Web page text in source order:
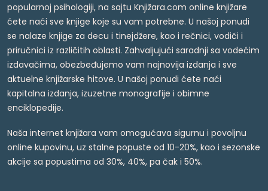
popularnoj psihologiji, na sajtu Knjižara.com online knjižare
ćete naći sve knjige koje su vam potrebne. U našoj ponudi
se nalaze knjige za decu i tinejdžere, kao i rečnici, vodiči i
priručnici iz različitih oblasti. Zahvaljujući saradnji sa vodećim
izdavačima, obezbeđujemo vam najnovija izdanja i sve
aktuelne knjižarske hitove. U našoj ponudi ćete naći
kapitalna izdanja, izuzetne monografije i obimne
enciklopedije.
Naša internet knjižara vam omogućava sigurnu i povoljnu
online kupovinu, uz stalne popuste od 10-20%, kao i sezonske
akcije sa popustima od 30%, 40%, pa čak i 50%.